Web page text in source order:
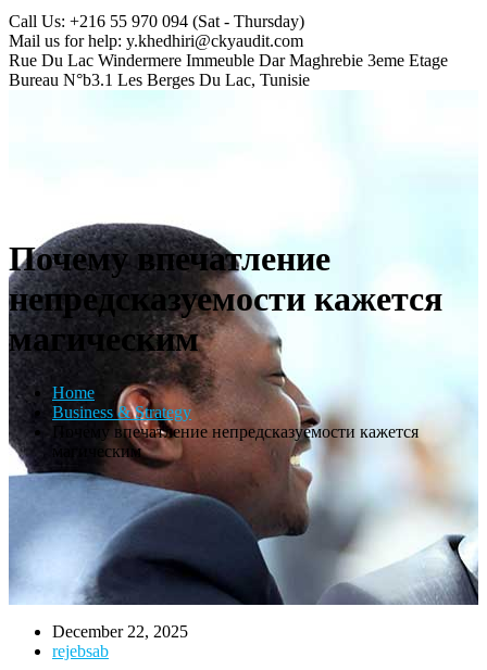
Call Us: +216 55 970 094 (Sat - Thursday)
Mail us for help: y.khedhiri@ckyaudit.com
Rue Du Lac Windermere Immeuble Dar Maghrebie 3eme Etage
Bureau N°b3.1 Les Berges Du Lac, Tunisie
Почему впечатление
непредсказуемости кажется
магическим
Home
Business & Strategy
Почему впечатление непредсказуемости кажется
магическим
December 22, 2025
rejebsab